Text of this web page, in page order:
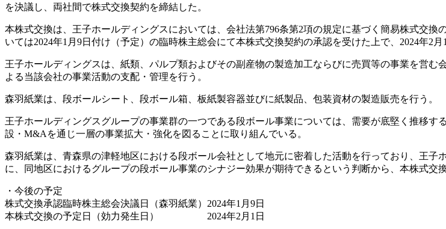
を決議し、両社間で株式交換契約を締結した。
本株式交換は、王子ホールディングスにおいては、会社法第796条第2項の規定に基づく簡易株式交
いては2024年1月9日付け（予定）の臨時株主総会にて本株式交換契約の承認を受けた上で、2024年2
王子ホールディングスは、紙類、パルプ類およびその副産物の製造加工ならびに売買等の事業を営
よる当該会社の事業活動の支配・管理を行う。
森羽紙業は、段ボールシート、段ボール箱、板紙製容器並びに紙製品、包装資材の製造販売を行う。
王子ホールディングスグループの事業群の一つである段ボール事業については、需要が底堅く推移
設・M&Aを通じ一層の事業拡大・強化を図ることに取り組んでいる。
森羽紙業は、青森県の津軽地区における段ボール会社として地元に密着した活動を行っており、王
に、同地区におけるグループの段ボール事業のシナジー効果が期待できるという判断から、本株式交換
・今後の予定
株式交換承認臨時株主総会決議日（森羽紙業）2024年1月9日
本株式交換の予定日（効力発生日） 2024年2月1日